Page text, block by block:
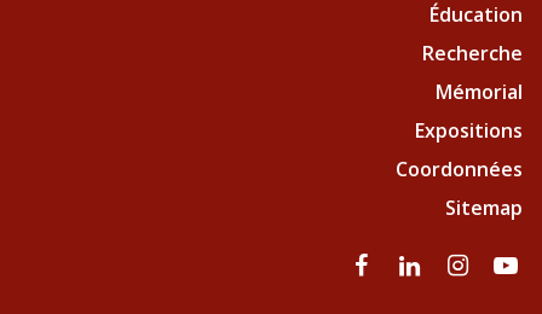
Éducation
Recherche
Mémorial
Expositions
Coordonnées
Sitemap